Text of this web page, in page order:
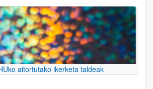
aitortutako ikerketa taldeak